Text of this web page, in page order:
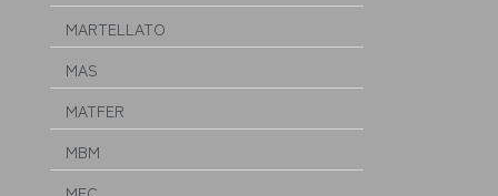
MARTELLATO
MAS
MATFER
MBM